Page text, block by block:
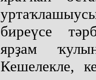
биреүсе
ярҙам
Кешелекле,